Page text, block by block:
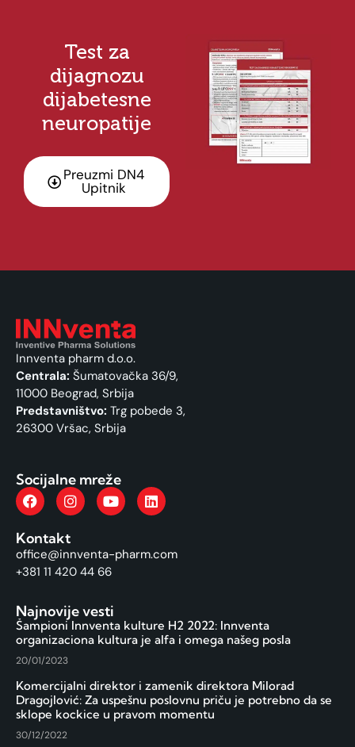
Test za
dijagnozu
dijabetesne
neuropatije
Preuzmi DN4
Upitnik
Innventa pharm d.o.o.
Centrala: Šumatovačka 36/9,
11000 Beograd, Srbija
Predstavništvo: Trg pobede 3,
26300 Vršac, Srbija
Socijalne mreže
Kontakt
office@innventa-pharm.com
+381 11 420 44 66
Najnovije vesti
Šampioni Innventa kulture H2 2022: Innventa
organizaciona kultura je alfa i omega našeg posla
20/01/2023
Komercijalni direktor i zamenik direktora Milorad
Dragojlović: Za uspešnu poslovnu priču je potrebno da se
sklope kockice u pravom momentu
30/12/2022